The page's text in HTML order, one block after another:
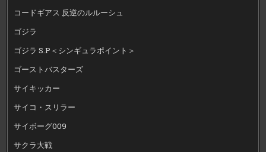
コードギアス 反逆のルルーシュ
ゴジラ
ゴジラ S.P＜シンギュラポイント＞
ゴーストバスターズ
サイキッカー
サイコ・スリラー
サイボーグ009
サクラ大戦